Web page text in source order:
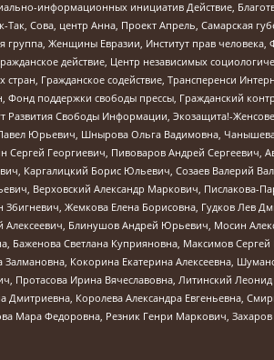
информационных инициатив Действие,
Сова, центр Анна, Проект Апрель, Самарская
Женщины Евразии, Институт прав человека,
действие, Центр независимых
Гражданское содействие, Трансперенси
поддержки свободы прессы, Гражданский
Развития Свободы Информации, Экозащита!-
Юрьевич, Шнырова Ольга Вадимовна,
Сергей Георгиевич, Пивоваров Андрей Сергеевич,
Каргалицкий Борис Юльевич, Созаев Валерий
Верховский Александр Маркович, Пислакова-
Збигневич, Жемкова Елена Борисовна, Гудков Лев
Блинушов Андрей Юрьевич, Мосин
Баженова Светлана Куприяновна, Максимов
Кокорина Екатерина Алексеевна,
Протасова Ирина Вячеславовна, Литинский
Королева Александра Евгеньевна,
Мара Федоровна, Резник Генри Маркович,